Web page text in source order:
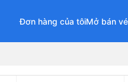
Đơn hàng của tôiMở bán